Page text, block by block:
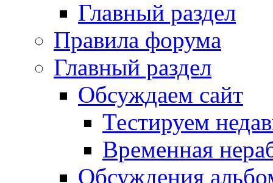
Главный раздел
Правила форума
Главный раздел
Обсуждаем сайт
Тестируем
Временная
Обсуждения